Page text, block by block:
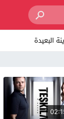
البعيدة